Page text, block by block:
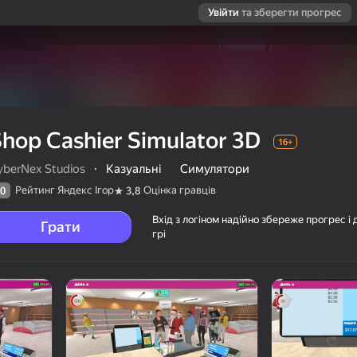
Увійти та зберегти прогрес
16+
Cashier Simulator 3D 16+
Studios · Казуальні Симулятори
Рейтинг Яндекс Ігор 3,8 Оцінка гравців
Грати
Вхід з логіном надійно збереже прогрес і
грі